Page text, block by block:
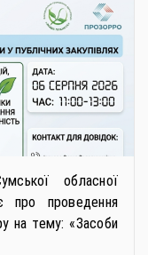
як
обрати
обласної
про проведення
на тему: «Засоби